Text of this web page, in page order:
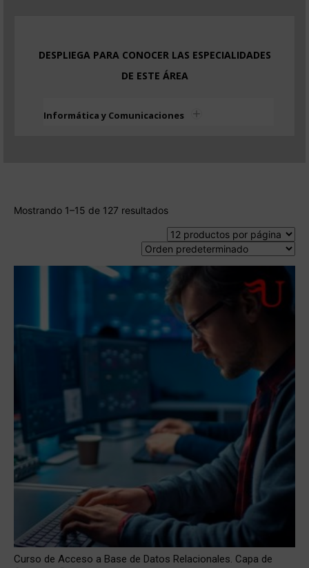
DESPLIEGA PARA CONOCER LAS ESPECIALIDADES
DE ESTE ÁREA
Informática y Comunicaciones
Mostrando 1–15 de 127 resultados
Curso de Acceso a Base de Datos Relacionales. Capa de